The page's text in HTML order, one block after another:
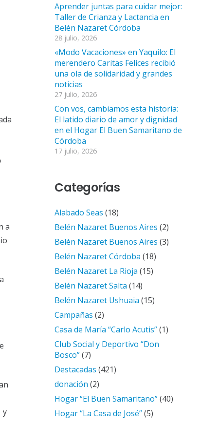
a
y
Aprender juntas para cuidar mejor:
Taller de Crianza y Lactancia en
Belén Nazaret Córdoba
28 julio, 2026
«Modo Vacaciones» en Yaquilo: El
merendero Caritas Felices recibió
una ola de solidaridad y grandes
noticias
27 julio, 2026
Con vos, cambiamos esta historia:
El latido diario de amor y dignidad
en el Hogar El Buen Samaritano de
Córdoba
17 julio, 2026
Categorías
Alabado Seas (18)
Belén Nazaret Buenos Aires (2)
Belén Nazaret Buenos Aires (3)
Belén Nazaret Córdoba (18)
Belén Nazaret La Rioja (15)
Belén Nazaret Salta (14)
Belén Nazaret Ushuaia (15)
Campañas (2)
Casa de María “Carlo Acutis”(1)
Club Social y Deportivo “Don
Bosco”(7)
Destacadas (421)
donación (2)
Hogar “El Buen Samaritano”(40)
Hogar “La Casa de José”(5)